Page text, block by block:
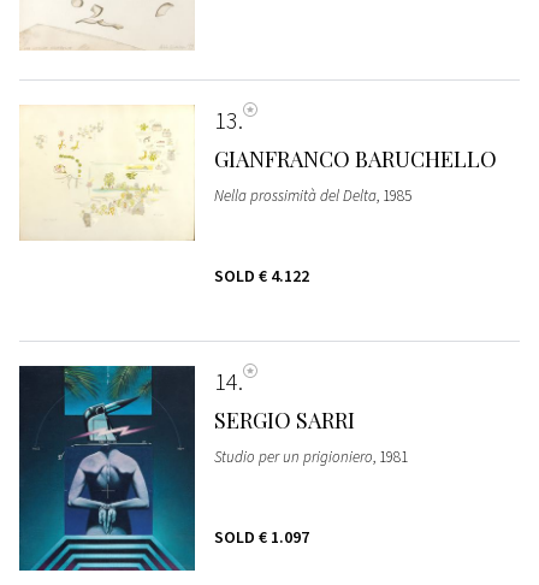
13
GIANFRANCO BARUCHELLO
Nella prossimità del Delta, 1985
SOLD € 4.122
14
SERGIO SARRI
Studio per un prigioniero, 1981
SOLD € 1.097